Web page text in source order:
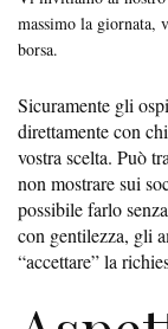
massimo la giornata,
borsa.
Sicuramente gli
direttamente con
vostra scelta. Può
non mostrare sui
possibile farlo
con gentilezza, gli
“accettare” la